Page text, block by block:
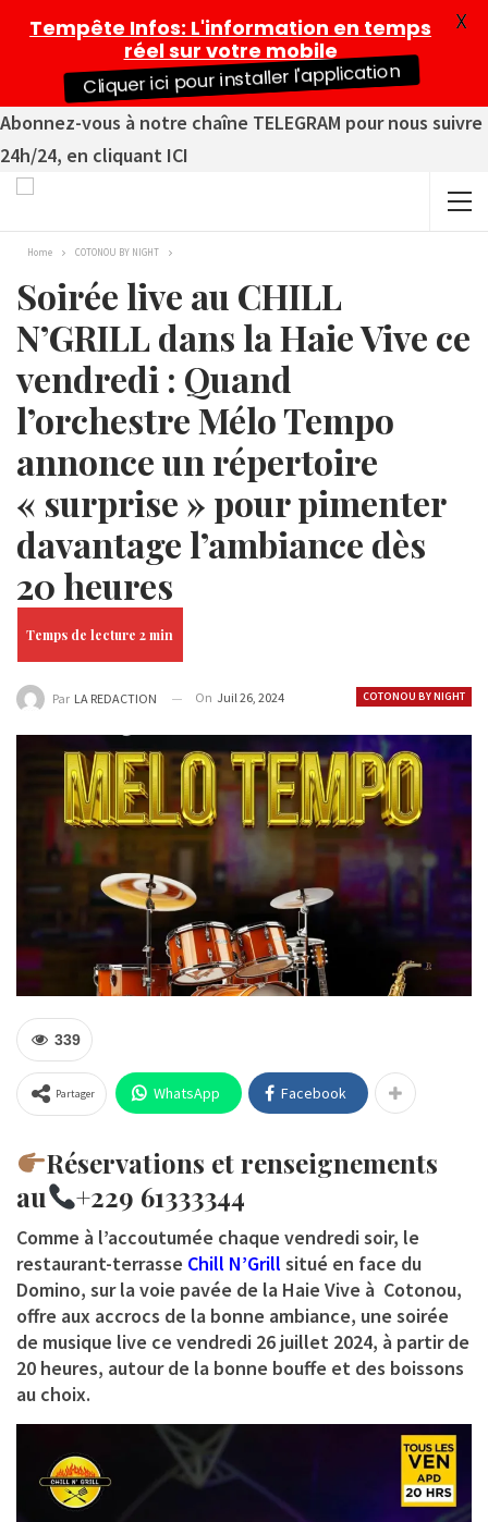
Abonnez-vous à notre chaîne TELEGRAM pour nous suivre
24h/24, en cliquant ICI
Home COTONOU BY NIGHT
Soirée live au CHILL
N’GRILL dans la Haie Vive ce
vendredi : Quand
l’orchestre Mélo Tempo
annonce un répertoire
« surprise » pour pimenter
davantage l’ambiance dès
20 heures
COTONOU BY NIGHT
Par LA REDACTION On Juil 26, 2024
339
Partager WhatsApp Facebook
Réservations et renseignements
au
+229 61333344
Comme à l’accoutumée chaque vendredi soir, le
restaurant-terrasse Chill N’Grill situé en face du
Domino, sur la voie pavée de la Haie Vive à Cotonou,
offre aux accrocs de la bonne ambiance, une soirée
de musique live ce vendredi 26 juillet 2024, à partir de
20 heures, autour de la bonne bouffe et des boissons
au choix.
Tempête Infos: L'information en temps
réel sur votre mobile
Cliquer ici pour installer l'application
X